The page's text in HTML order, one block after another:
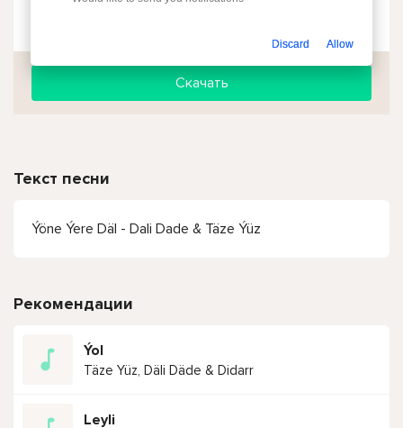
Скачать
Текст песни
Ýöne Ýere Däl - Dali Dade & Täze Ýüz
Рекомендации
Ýol
Täze Yüz, Däli Däde & Didarr
Leyli
Discard Allow